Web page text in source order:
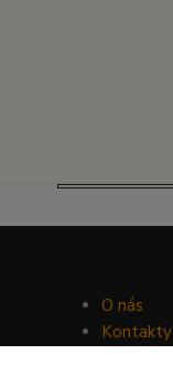
O nás
Kontakty